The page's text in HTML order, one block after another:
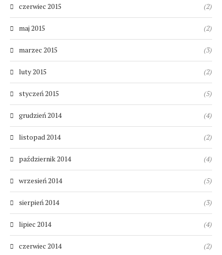
czerwiec 2015 (2)
maj 2015 (2)
marzec 2015 (3)
luty 2015 (2)
styczeń 2015 (5)
grudzień 2014 (4)
listopad 2014 (2)
październik 2014 (4)
wrzesień 2014 (5)
sierpień 2014 (3)
lipiec 2014 (4)
czerwiec 2014 (2)